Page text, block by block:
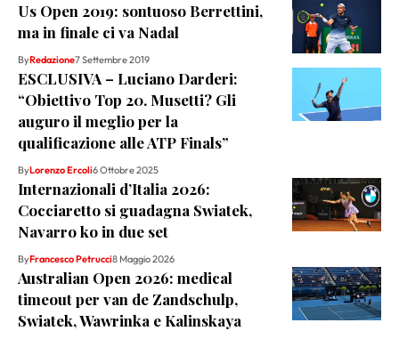
Us Open 2019: sontuoso Berrettini,
ma in finale ci va Nadal
ByRedazione7 Settembre 2019
ESCLUSIVA – Luciano Darderi:
“Obiettivo Top 20. Musetti? Gli
auguro il meglio per la
qualificazione alle ATP Finals”
ByLorenzo Ercoli6 Ottobre 2025
Internazionali d’Italia 2026:
Cocciaretto si guadagna Swiatek,
Navarro ko in due set
ByFrancesco Petrucci8 Maggio 2026
Australian Open 2026: medical
timeout per van de Zandschulp,
Swiatek, Wawrinka e Kalinskaya